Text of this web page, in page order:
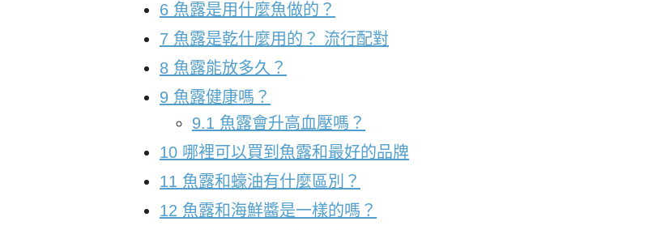
6 魚露是用什麼魚做的？
7 魚露是乾什麼用的？ 流行配對
8 魚露能放多久？
9 魚露健康嗎？
9.1 魚露會升高血壓嗎？
10 哪裡可以買到魚露和最好的品牌
11 魚露和蠔油有什麼區別？
12 魚露和海鮮醬是一樣的嗎？